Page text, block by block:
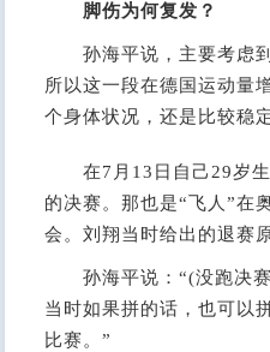
脚伤为何复发？
孙海平说，主要考虑到
所以这一段在德国运动量
个身体状况，还是比较稳
在7月13日自己29岁生
的决赛。那也是“飞人”在
会。刘翔当时给出的退赛
孙海平说：“(没跑决赛)
当时如果拼的话，也可以
比赛。”